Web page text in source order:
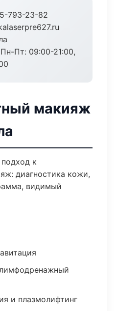
793-23-82
Пн-Пт: 09:00-21:00,
макияж
к
диагностика кожи,
видимый
и плазмолифтинг